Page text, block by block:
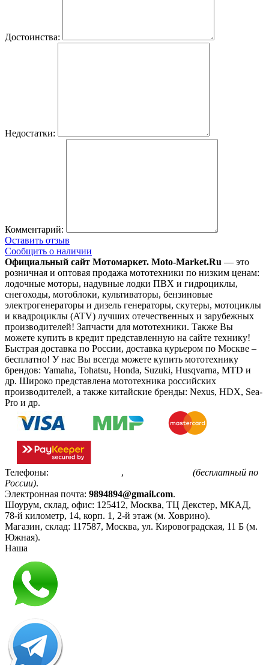
Достоинства:
Недостатки:
Комментарий:
Оставить отзыв
Сообщить о наличии
Официальный сайт Мотомаркет. Moto-Market.Ru — это
розничная и оптовая продажа мототехники по низким ценам:
лодочные моторы, надувные лодки ПВХ и гидроциклы,
снегоходы, мотоблоки, культиваторы, бензиновые
электрогенераторы и дизель генераторы, скутеры, мотоциклы
и квадроциклы (ATV) лучших отечественных и зарубежных
производителей! Запчасти для мототехники. Также Вы
можете купить в кредит представленную на сайте технику!
Быстрая доставка по России, доставка курьером по Москве –
бесплатно! У нас Вы всегда можете купить мототехнику
брендов: Yamaha, Tohatsu, Honda, Suzuki, Husqvarna, MTD и
др. Широко представлена мототехника российских
производителей, а также китайские бренды: Nexus, HDX, Sea-
Pro и др.
Телефоны: ,
(бесплатный по
России).
Электронная почта: 9894894@gmail.com.
Шоурум, склад, офис: 125412, Москва, ТЦ Декстер, МКАД,
78-й километр, 14, корп. 1, 2-й этаж (м. Ховрино).
Магазин, склад: 117587, Москва, ул. Кировоградская, 11 Б (м.
Южная).
Наша